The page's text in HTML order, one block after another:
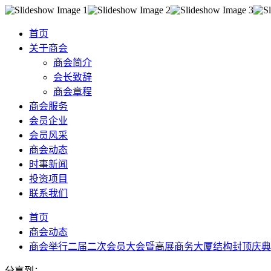
首页
关于商会
商会简介
会长致辞
商会章程
商会服务
会员企业
会员风采
商会动态
时事新闻
投资项目
联系我们
首页
商会动态
商会举行二届二次会员大会暨高展商务大厦结构封顶庆